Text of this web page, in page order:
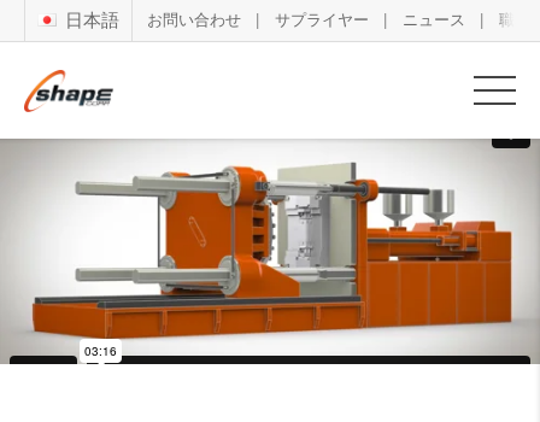
日本語 お問い合わせ サプライヤー ニュース 職務